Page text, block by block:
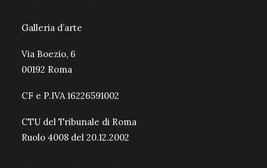
Galleria d’arte
Via Boezio, 6
00192 Roma
CF e P.IVA 16226591002
CTU del Tribunale di Roma
Ruolo 4008 del 20.12.2002